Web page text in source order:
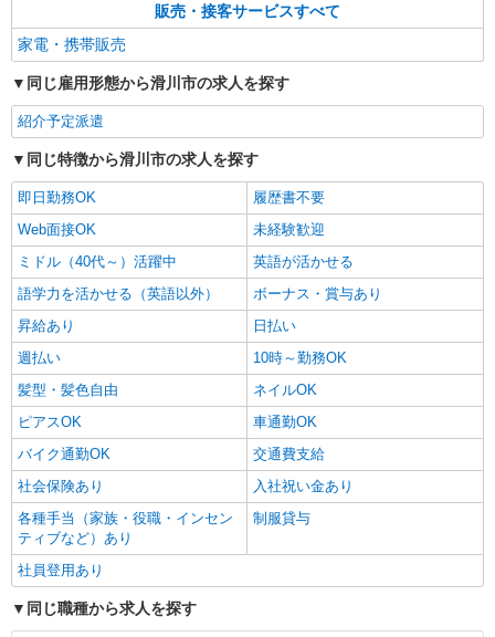
販売・接客サービスすべて
家電・携帯販売
同じ雇用形態から滑川市の求人を探す
紹介予定派遣
同じ特徴から滑川市の求人を探す
即日勤務OK
履歴書不要
Web面接OK
未経験歓迎
ミドル（40代～）活躍中
英語が活かせる
語学力を活かせる（英語以外）
ボーナス・賞与あり
昇給あり
日払い
週払い
10時～勤務OK
髪型・髪色自由
ネイルOK
ピアスOK
車通勤OK
バイク通勤OK
交通費支給
社会保険あり
入社祝い金あり
各種手当（家族・役職・インセン
ティブなど）あり
制服貸与
社員登用あり
同じ職種から求人を探す